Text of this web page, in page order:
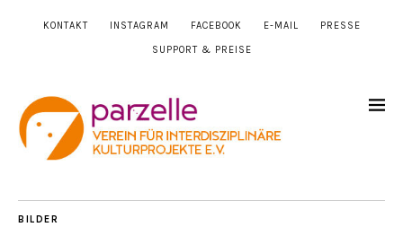
KONTAKT INSTAGRAM FACEBOOK E-MAIL PRESSE
SUPPORT & PREISE
BILDER